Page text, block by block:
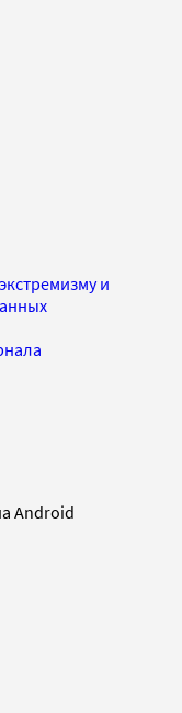
и
Android